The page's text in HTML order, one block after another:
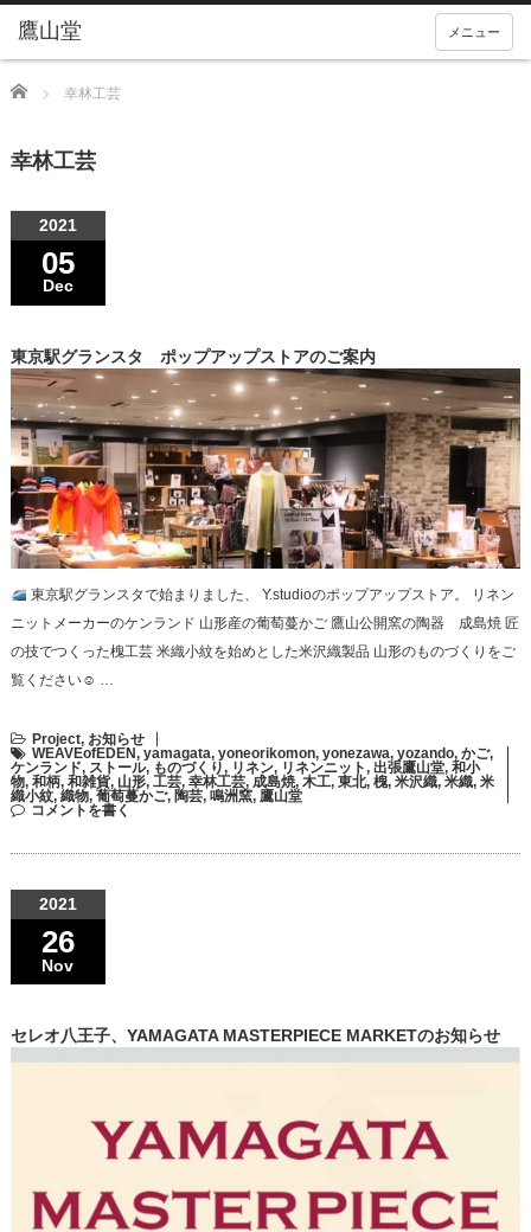
メニュー
Home 幸林工芸
幸林工芸
2021
05
Dec
東京駅グランスタ ポップアップストアのご案内
東京駅グランスタで始まりました、 Y.studioのポップアップストア。 リネン
ニットメーカーのケンランド 山形産の葡萄蔓かご 鷹山公開窯の陶器 成島焼 匠
の技でつくった槐工芸 米織小紋を始めとした米沢織製品 山形のものづくりをご
覧ください☺︎ …
Project, お知らせ
WEAVEofEDEN, yamagata, yoneorikomon, yonezawa, yozando, かご,
ケンランド, ストール, ものづくり, リネン, リネンニット, 出張鷹山堂, 和小
物, 和柄, 和雑貨, 山形, 工芸, 幸林工芸, 成島焼, 木工, 東北, 槐, 米沢織, 米織, 米
織小紋, 織物, 葡萄蔓かご, 陶芸, 鳴洲窯, 鷹山堂
コメントを書く
2021
26
Nov
セレオ八王子、YAMAGATA MASTERPIECE MARKETのお知らせ